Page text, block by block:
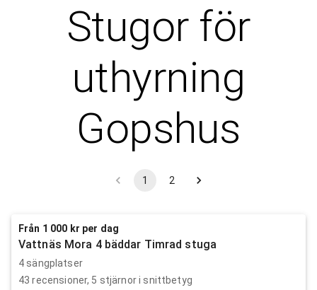
Stugor för
uthyrning
Gopshus
1 2
Från 1 000 kr per dag
Vattnäs Mora 4 bäddar Timrad stuga
4 sängplatser
43 recensioner, 5 stjärnor i snittbetyg